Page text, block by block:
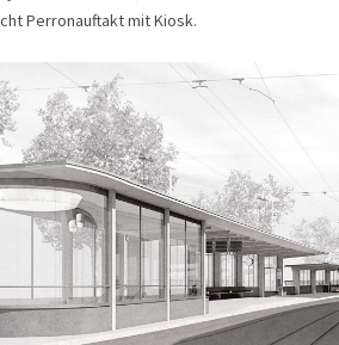
Perronauftakt mit Kiosk.